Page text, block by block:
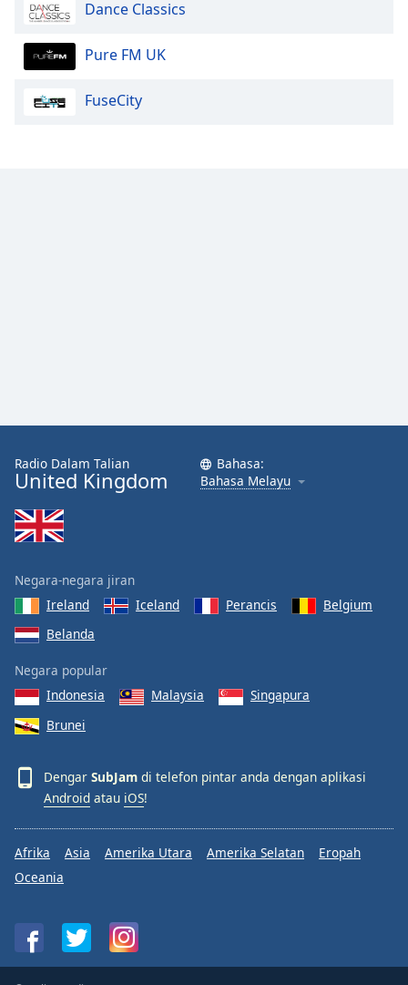
Font
Size
Edge
Dance Classics
Pure FM UK
FuseCity
Radio Dalam Talian
United Kingdom
Bahasa:
Bahasa Melayu
Negara-negara jiran
Ireland
Iceland Perancis
Belgium
Belanda
Negara popular
Indonesia
Malaysia
Singapura
Brunei
Dengar SubJam di telefon pintar anda dengan aplikasi
Android atau iOS!
Afrika Asia Amerika Utara Amerika Selatan
Eropah
Oceania